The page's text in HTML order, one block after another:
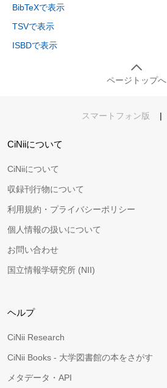
BibTeXで表示
TSVで表示
ISBDで表示
ページトップへ
スマートフォン版 |
CiNiiについて
CiNiiについて
収録刊行物について
利用規約・プライバシーポリシー
個人情報の扱いについて
お問い合わせ
国立情報学研究所 (NII)
ヘルプ
CiNii Research
CiNii Books - 大学図書館の本をさがす
メタデータ・API